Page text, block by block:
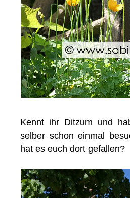
Kennt ihr Ditzum und
selber schon einmal
hat es euch dort gefallen?